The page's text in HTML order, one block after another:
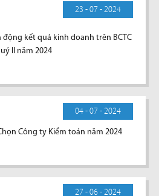
23 - 07 - 2024
động kết quả kinh doanh trên BCTC
II năm 2024
04 - 07 - 2024
Công ty Kiểm toán năm 2024
27 - 06 - 2024